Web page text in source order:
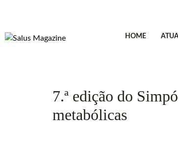
HOME
7.ª edição do
metabólicas